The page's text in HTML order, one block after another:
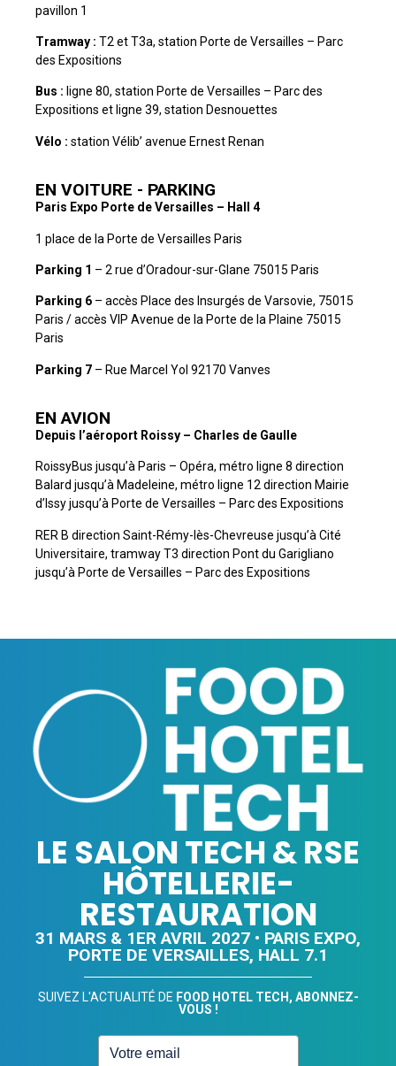
pavillon 1
Tramway : T2 et T3a, station Porte de Versailles – Parc
des Expositions
Bus : ligne 80, station Porte de Versailles – Parc des
Expositions et ligne 39, station Desnouettes
Vélo : station Vélib’ avenue Ernest Renan
EN VOITURE - PARKING
Paris Expo Porte de Versailles – Hall 4
1 place de la Porte de Versailles Paris
Parking 1 – 2 rue d’Oradour-sur-Glane 75015 Paris
Parking 6 – accès Place des Insurgés de Varsovie, 75015
Paris / accès VIP Avenue de la Porte de la Plaine 75015
Paris
Parking 7 – Rue Marcel Yol 92170 Vanves
EN AVION
Depuis l’aéroport Roissy – Charles de Gaulle
RoissyBus jusqu’à Paris – Opéra, métro ligne 8 direction
Balard jusqu’à Madeleine, métro ligne 12 direction Mairie
d’Issy jusqu’à Porte de Versailles – Parc des Expositions
RER B direction Saint-Rémy-lès-Chevreuse jusqu’à Cité
Universitaire, tramway T3 direction Pont du Garigliano
jusqu’à Porte de Versailles – Parc des Expositions
LE SALON TECH & RSE
HÔTELLERIE-
RESTAURATION
31 MARS & 1ER AVRIL 2027 • PARIS EXPO,
PORTE DE VERSAILLES, HALL 7.1
SUIVEZ L'ACTUALITÉ DE FOOD HOTEL TECH, ABONNEZ-
VOUS !